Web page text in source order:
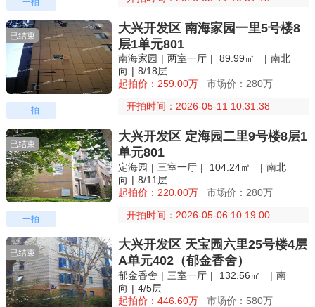
一拍
一拍
大兴开发区 南海家园一里5号楼8
层1单元801
南海家园 | 两室一厅 | 89.99㎡ | 南北
向 | 8/18层
起拍价：259.00万
市场价：280万
开拍时间：2026-05-11 10:31:38
已结束
一拍
大兴开发区 定海园二里9号楼8层1
单元801
定海园 | 三室一厅 | 104.24㎡ | 南北
向 | 8/11层
起拍价：220.00万
市场价：280万
开拍时间：2026-05-06 10:19:00
已结束
大兴开发区 天宝园六里25号楼4层
A单元402（郁金香舍）
郁金香舍 | 三室一厅 | 132.56㎡ | 南
向 | 4/5层
起拍价：446.60万
市场价：580万
已结束